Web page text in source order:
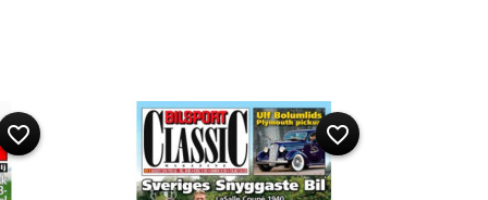
favorite_border favorite_border